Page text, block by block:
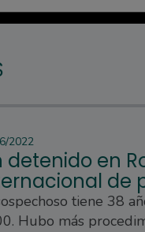
2022
detenido en
de
tiene 38
Hubo más